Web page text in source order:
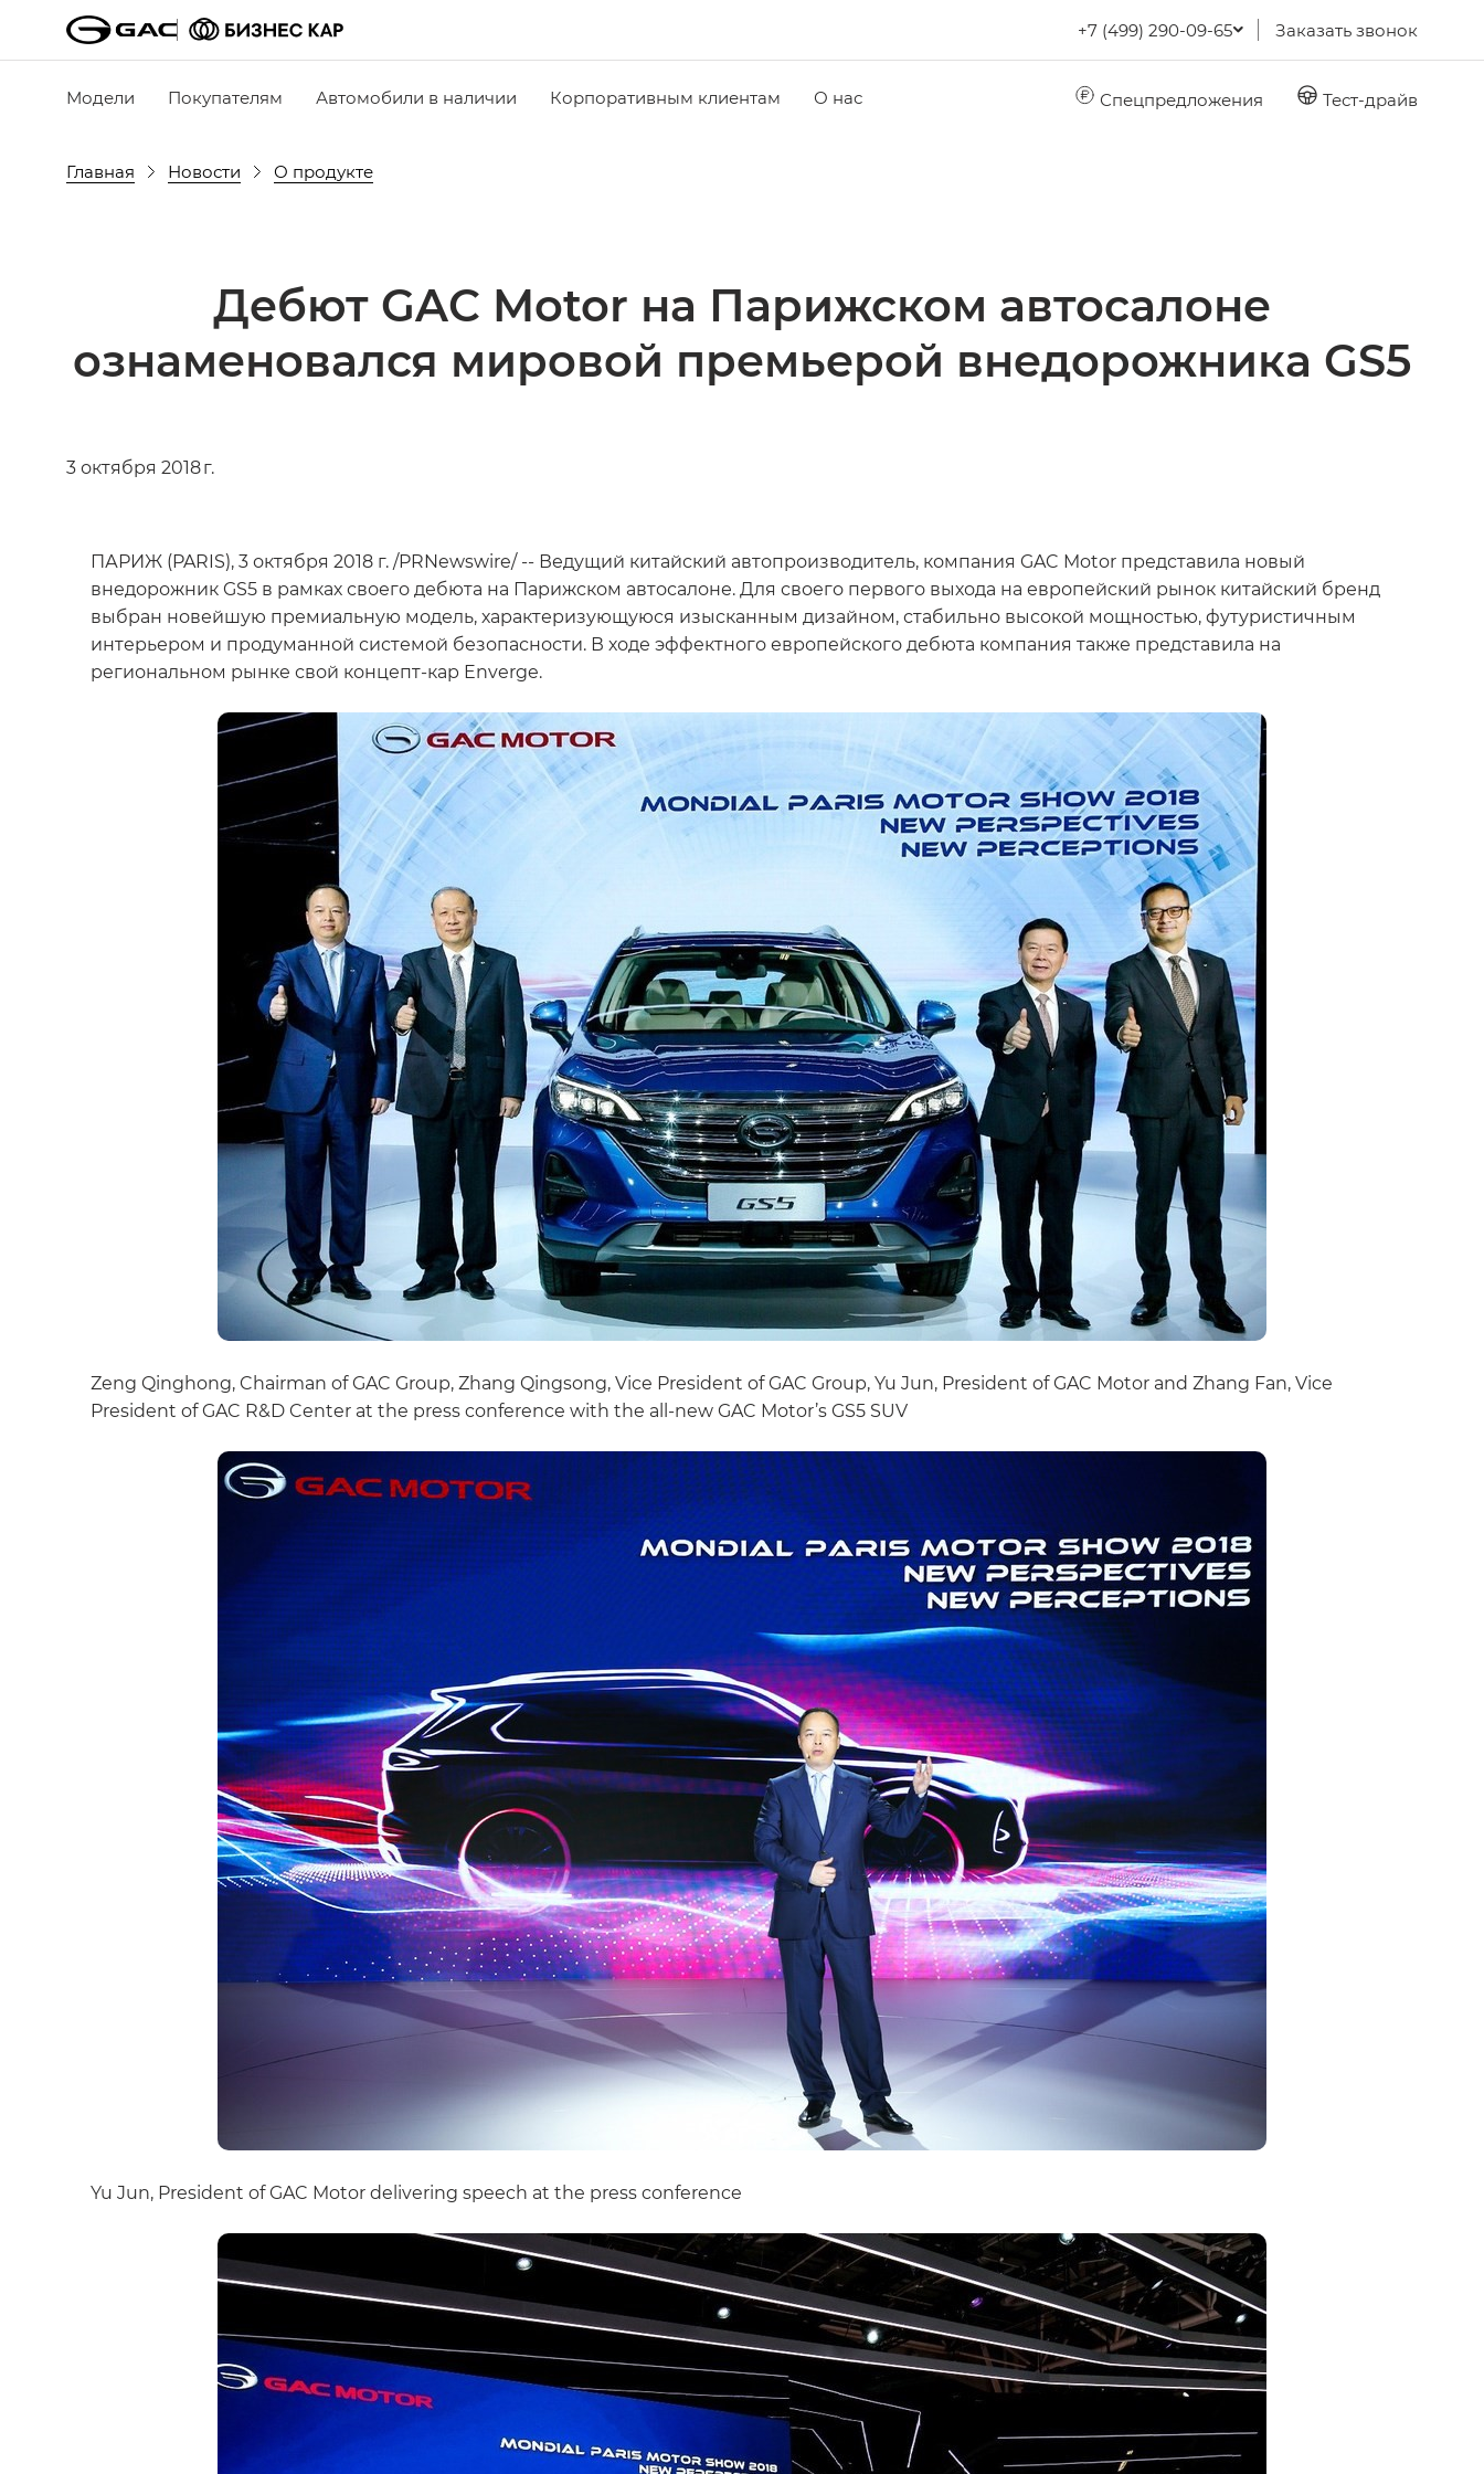
+7 (499) 290-09-65 Заказать звонок
Модели Покупателям Автомобили в наличии Корпоративным клиентам О нас Спецпредложения Тест-драйв
Главная Новости О продукте
Дебют GAC Motor на Парижском автосалоне
ознаменовался мировой премьерой внедорожника GS5
3 октября 2018 г.
ПАРИЖ (PARIS), 3 октября 2018 г. /PRNewswire/ -- Ведущий китайский автопроизводитель, компания GAC Motor представила новый
внедорожник GS5 в рамках своего дебюта на Парижском автосалоне. Для своего первого выхода на европейский рынок китайский бренд
выбран новейшую премиальную модель, характеризующуюся изысканным дизайном, стабильно высокой мощностью, футуристичным
интерьером и продуманной системой безопасности. В ходе эффектного европейского дебюта компания также представила на
региональном рынке свой концепт-кар Enverge.
Zeng Qinghong, Chairman of GAC Group, Zhang Qingsong, Vice President of GAC Group, Yu Jun, President of GAC Motor and Zhang Fan, Vice
President of GAC R&D Center at the press conference with the all-new GAC Motor’s GS5 SUV
Yu Jun, President of GAC Motor delivering speech at the press conference